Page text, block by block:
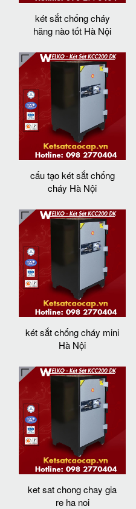
két sắt chống cháy
hãng nào tốt Hà Nội
cấu tạo két sắt chống
cháy Hà Nội
két sắt chống cháy mini
Hà Nội
ket sat chong chay gia
re ha noi